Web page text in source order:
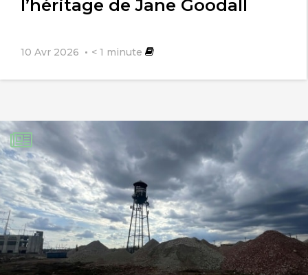
l’héritage de Jane Goodall
10 Avr 2026 < 1 minute